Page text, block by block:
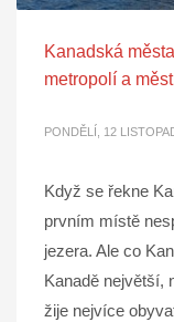
Kanadská
metropolí a
PONDĚLÍ, 12
Když se řekne
prvním místě
jezera. Ale co
Kanadě největší,
žije nejvíce